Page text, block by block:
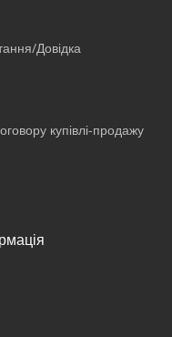
Довідка
купівлі-продажу